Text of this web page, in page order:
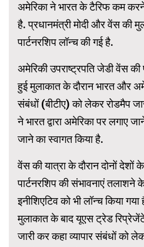
अमेरिका ने भारत के टैरिफ कम
है. प्रधानमंत्री मोदी और वेंस की
पार्टनरशिप लॉन्च की गई है.
अमेरिकी उपराष्ट्रपति जेडी वेंस की
हुई मुलाकात के दौरान भारत और
संबंधों (बीटीए) को लेकर रोडमैप
ने भारत द्वारा अमेरिका पर लगाए
जाने का स्वागत किया है.
वेंस की यात्रा के दौरान दोनों देशों
पार्टनरशिप की संभावनाएं तलाशने
इनीशिएटिव को भी लॉन्च किया
मुलाकात के बाद यूएस ट्रेड
जारी कर कहा व्यापार संबंधों को